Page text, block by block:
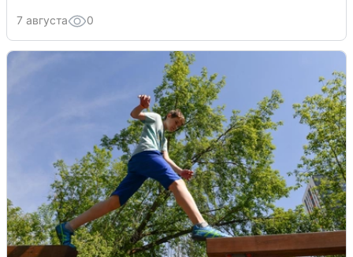
7 августа 0